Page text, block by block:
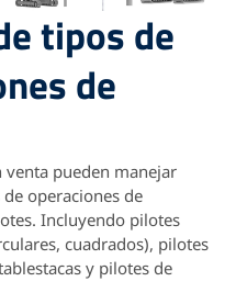
tipos de
de
venta pueden manejar
operaciones de
Incluyendo pilotes
cuadrados), pilotes
y pilotes de